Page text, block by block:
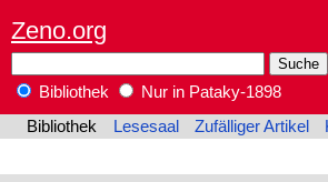
Zeno.org
Bibliothek
Nur in Pataky-1898
Bibliothek
Lesesaal Zufälliger Artikel